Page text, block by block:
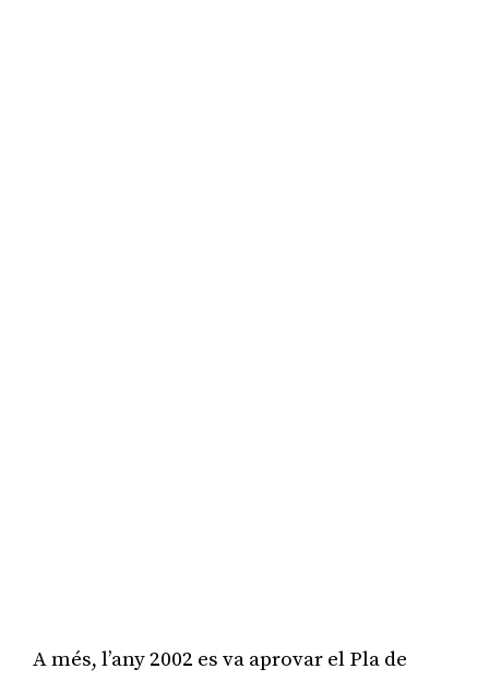
A més, l’any 2002 es va aprovar el Pla de